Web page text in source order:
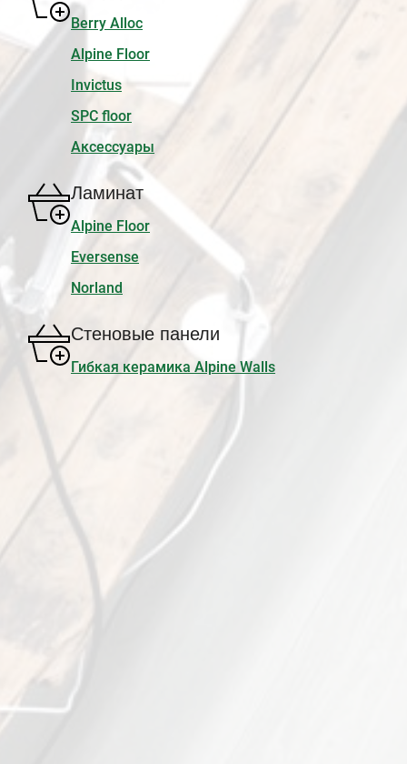
Berry Alloc
Alpine Floor
Invictus
SPC floor
Аксессуары
Ламинат
Alpine Floor
Eversense
Norland
Стеновые панели
Гибкая керамика Alpine Walls